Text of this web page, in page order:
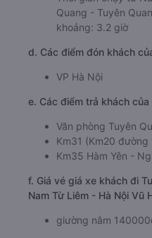
Quang - Tuyên
khoảng: 3.2 giờ
d. Các điểm đón khách
VP Hà Nội
e. Các điểm trả khách của
Văn phòng Tuyên
Km31 (Km20
Km35 Hàm Yên -
f. Giá vé giá xe khách đi
Nam Từ Liêm - Hà Nội Vũ
giường nằm